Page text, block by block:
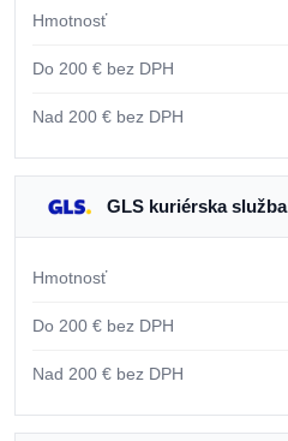
Hmotnosť
Do 200 € bez DPH
Nad 200 € bez DPH
GLS kuriérska služba
Hmotnosť
Do 200 € bez DPH
Nad 200 € bez DPH